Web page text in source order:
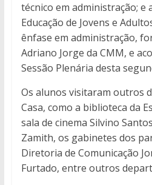
técnico em administração; e
Educação de Jovens e
ênfase em administração,
Adriano Jorge da CMM, e
Sessão Plenária desta
Os alunos visitaram outros
Casa, como a biblioteca da
sala de cinema Silvino
Zamith, os gabinetes dos
Diretoria de Comunicação
Furtado, entre outros